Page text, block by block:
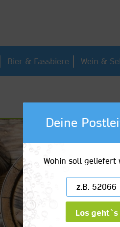
Bier & Fassbiere Wein &
Deine
Wohin soll geliefert
Los geht`s